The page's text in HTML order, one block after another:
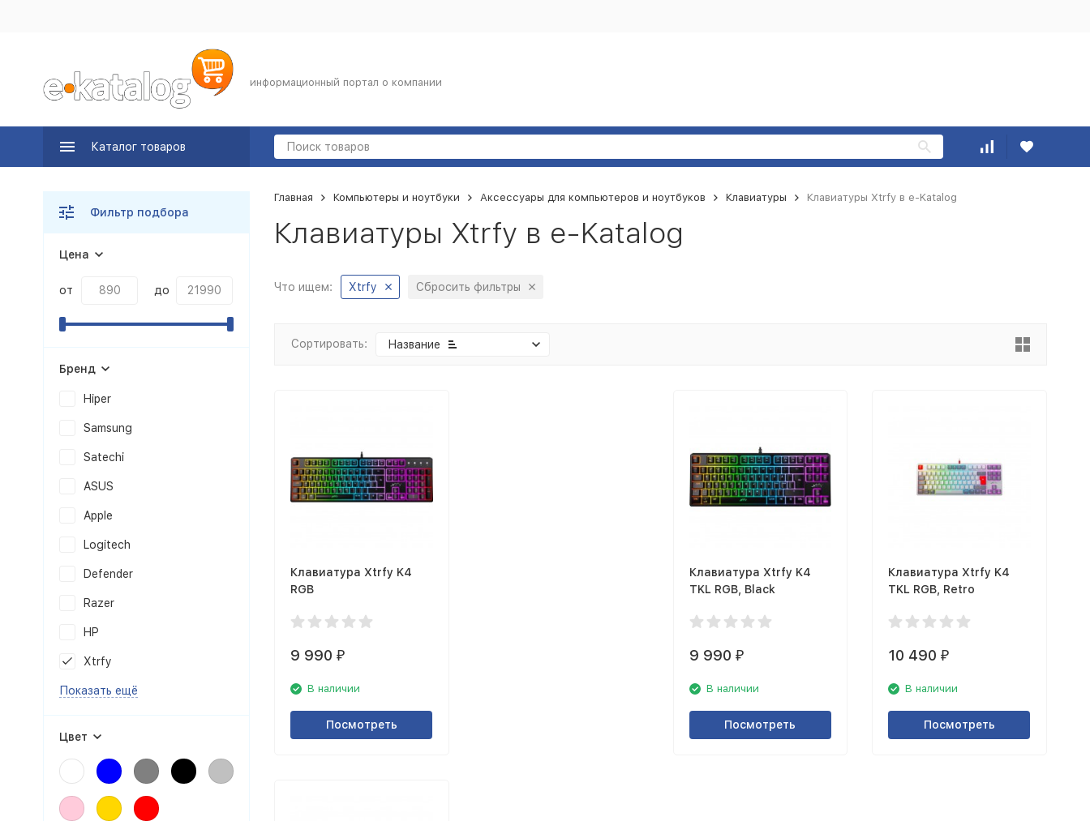
информационный портал о компании
Каталог товаров
Главная Компьютеры и ноутбуки Аксессуары для компьютеров и ноутбуков Клавиатуры Клавиатуры Xtrfy в e-Katalog
Клавиатуры Xtrfy в e-Katalog
Что ищем: Xtrfy Сбросить фильтры
Сортировать: Название
Клавиатура Xtrfy K4
RGB
9 990 ₽
В наличии
Посмотреть
Клавиатура Xtrfy K4
TKL RGB, Black
9 990 ₽
В наличии
Посмотреть
Клавиатура Xtrfy K4
TKL RGB, Retro
10 490₽
В наличии
Посмотреть
Фильтр подбора
Цена
от до
Бренд
Hiper
Samsung
Satechi
ASUS
Apple
Logitech
Defender
Razer
HP
Xtrfy
Показать ещё
Цвет